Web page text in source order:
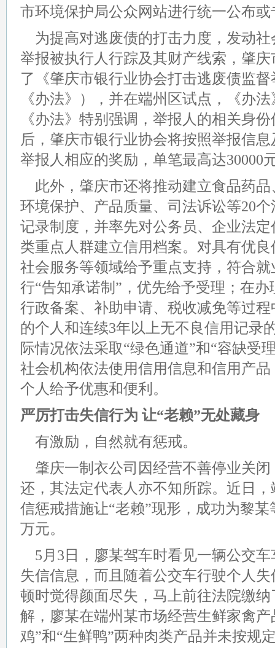
市环境保护局公众网站进行统一公布或
为提高对逃废债的打击力度，发动
举报被执行人行踪及其财产线索，肇
了《肇庆市银行业协会打击逃废债监
《办法》），并在端州区试点，《办
《办法》特别强调，举报人的相关身
后，肇庆市银行业协会将按照举报信
举报人相应的奖励，单笔最高达30000
此外，肇庆市还将推动建立食品药
环境保护、产品质量、司法诉讼等20
记录制度，并率先对公务员、企业法
类重点人群建立信用档案。 对具有优
社会服务等领域给予重点支持，符合
行“告知承诺制”，优先给予受理；在
行政备案、补助申请、税收减免等过
的个人和连续3年以上无不良信用记录
际情况依法采取“绿色通道”和“容缺受
社会机构依法使用信用信息和信用产
个人给予优惠和便利。
严厉打击失信行为 让“老赖”无处藏身
有激励，自然就有惩戒。
肇庆一制衣公司因经营不善停业关
还，其法定代表人亦不知所踪。近日
信惩戒措施让“老赖”现形，成功为黎
万元。
5月3日，廖某驾车时看见一辆公交
失信信息，而且随着公交车行驶个人
顿时觉得颜面尽失，马上前往法院缴
解，廖某在端州某市场经营生鲜家禽
鸡”和“生鲜鸭”两种肉类产品并未按规